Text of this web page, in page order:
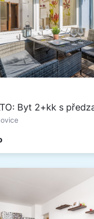
Byt 2+kk s